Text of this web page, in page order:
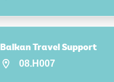
Balkan Travel Support
08.H007